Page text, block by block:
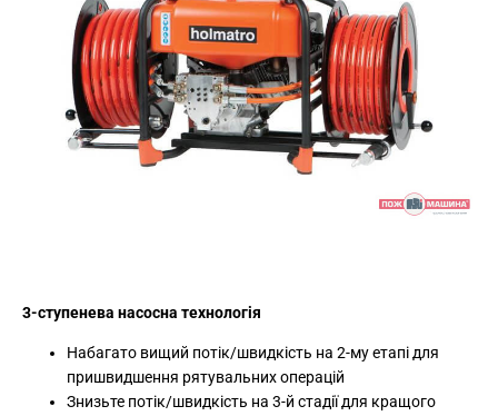
3-ступенева насосна технологія
Набагато вищий потік/швидкість на 2-му етапі для
пришвидшення рятувальних операцій
Знизьте потік/швидкість на 3-й стадії для кращого